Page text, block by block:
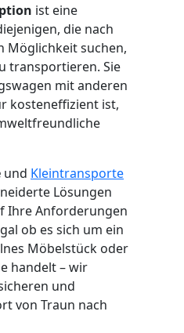
ist eine
die nach
Möglichkeit suchen,
transportieren. Sie
mit anderen
kosteneffizient ist,
und Kleintransporte
Lösungen
Ihre Anforderungen
ob es sich um ein
Möbelstück oder
handelt – wir
und
von Traun nach